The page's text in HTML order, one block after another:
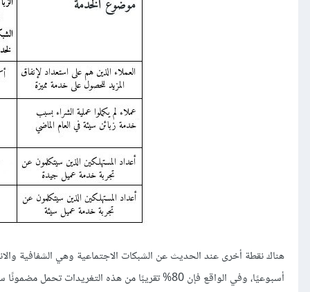
هناك نقطة أخرى عند الحديث عن الشبكات الاجتماعية وهي الشفافية
أسبوعيًا، وفي الواقع فإن 80% تقريبًا من هذه التغريدات تحمل مضمونًا سلبيًا أو مُحرجًا، إضافةً إلى أن تفاعل واحد سيء قد يمحو تفاعلات عديدة إيجابية.